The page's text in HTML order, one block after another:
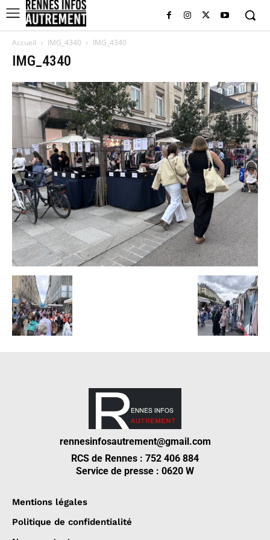
Accueil IMG_4340 IMG_4340
IMG_4340
rennesinfosautrement@gmail.com
RCS de Rennes : 752 406 884
Service de presse : 0620 W
Mentions légales
Politique de confidentialité